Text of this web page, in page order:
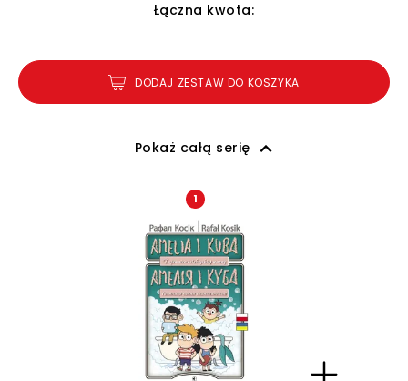
Łączna kwota:
DODAJ ZESTAW DO KOSZYKA
Pokaż całą serię
1